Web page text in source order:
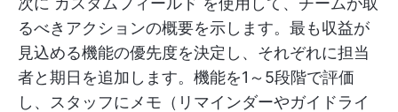
るべきアクションの概要を示します。最も収益が
見込める機能の優先度を決定し、それぞれに担当
者と期日を追加します。機能を1～5段階で評価
し、スタッフにメモ（リマインダーやガイドライ